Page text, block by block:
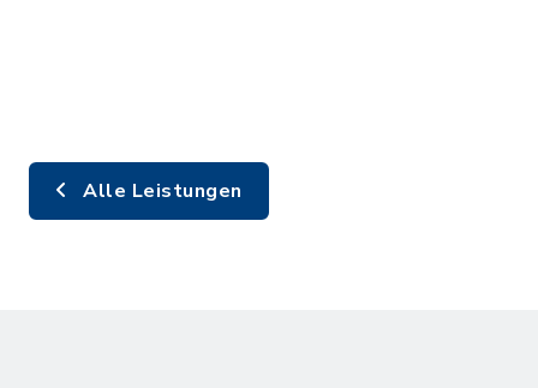
Alle Leistungen